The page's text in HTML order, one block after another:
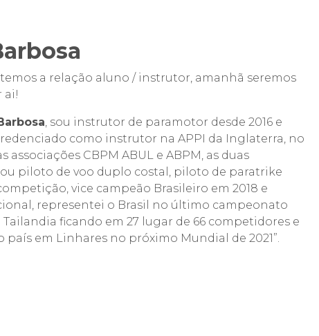
a relação aluno / instrutor, amanhã seremos
ai!
, sou instrutor de paramotor desde 2016 e
como instrutor na APPI da Inglaterra, no
associações CBPM ABUL e ABPM, as duas
piloto de voo duplo costal, piloto de paratrike
vice campeão Brasileiro em 2018 e
representei o Brasil no último campeonato
Tailandia ficando em 27 lugar de 66 competidores e
país em Linhares no próximo Mundial de 2021”.